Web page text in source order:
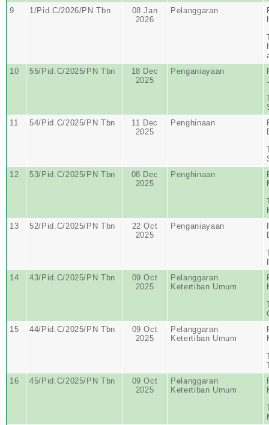
9
1/Pid.C/2026/PN Tbn
08 Jan
2026
Pelanggaran
10
55/Pid.C/2025/PN Tbn
18 Dec
2025
Penganiayaan
11
54/Pid.C/2025/PN Tbn
11 Dec
2025
Penghinaan
12
53/Pid.C/2025/PN Tbn
08 Dec
2025
Penghinaan
13
52/Pid.C/2025/PN Tbn
22 Oct
2025
Penganiayaan
14
43/Pid.C/2025/PN Tbn
09 Oct
2025
Pelanggaran
Ketertiban Umum
15
44/Pid.C/2025/PN Tbn
09 Oct
2025
Pelanggaran
Ketertiban Umum
16
45/Pid.C/2025/PN Tbn
09 Oct
2025
Pelanggaran
Ketertiban Umum